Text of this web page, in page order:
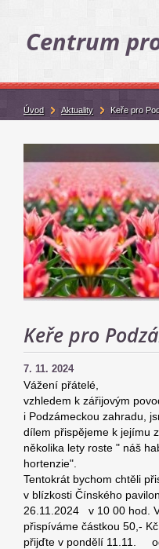
Centrum
Keře pro
7. 11. 2024
Vážení přátelé,
vzhledem k zářijovým
i Podzámeckou zahradu,
dílem přispějeme k jejímu
několika lety roste " náš
hortenzie".
Tentokrát bychom chtěli
v blízkosti Čínského
26.11.2024 v 10 00 hod.
přispíváme částkou 50,-
přijďte v pondělí 11.11.
Úvod Aktuality Keře pro